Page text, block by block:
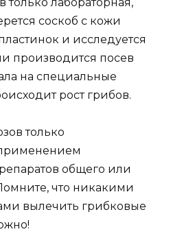
соскоб с кожи
и исследуется
производится посев
на специальные
рост грибов.
только
общего или
что никакими
вылечить грибковые